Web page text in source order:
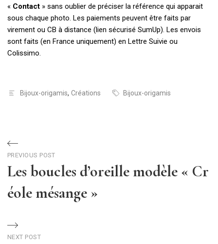
« Contact » sans oublier de préciser la référence qui apparait
sous chaque photo. Les paiements peuvent être faits par
virement ou CB à distance (lien sécurisé SumUp). Les envois
sont faits (en France uniquement) en Lettre Suivie ou
Colissimo.
Bijoux-origamis, Créations Bijoux-origamis
Navigation
de
l’article
PREVIOUS POST
Les boucles d’oreille modèle « Cr
éole mésange »
Post
NEXT POST